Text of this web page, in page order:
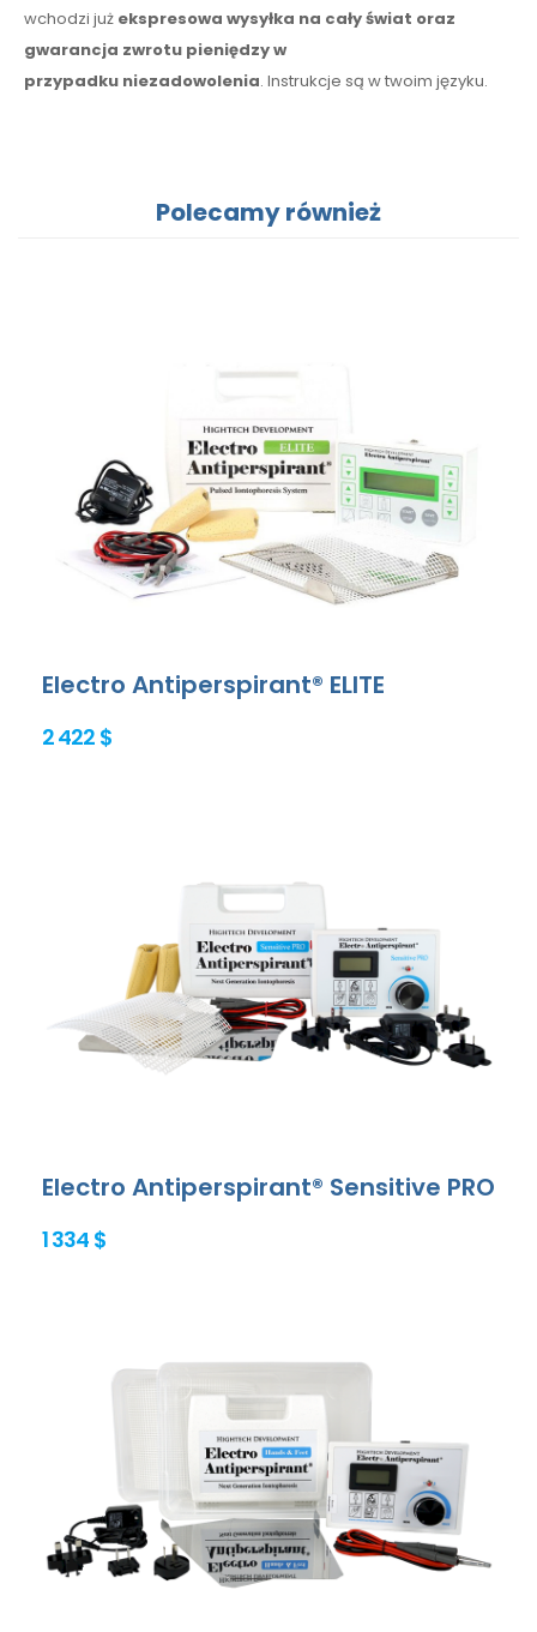
wchodzi już ekspresowa wysyłka na całyświat oraz
gwarancja zwrotu pieniędzyw
przypadku niezadowolenia. Instrukcje są w twoim języku.
Polecamy również
Electro Antiperspirant® ELITE
2 422 $
Electro Antiperspirant® Sensitive PRO
1 334 $